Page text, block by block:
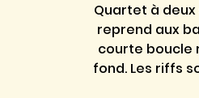
Quartet à
reprend aux
courte boucle
fond. Les riffs